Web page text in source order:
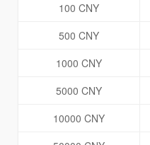
100 CNY
500 CNY
1000 CNY
5000 CNY
10000 CNY